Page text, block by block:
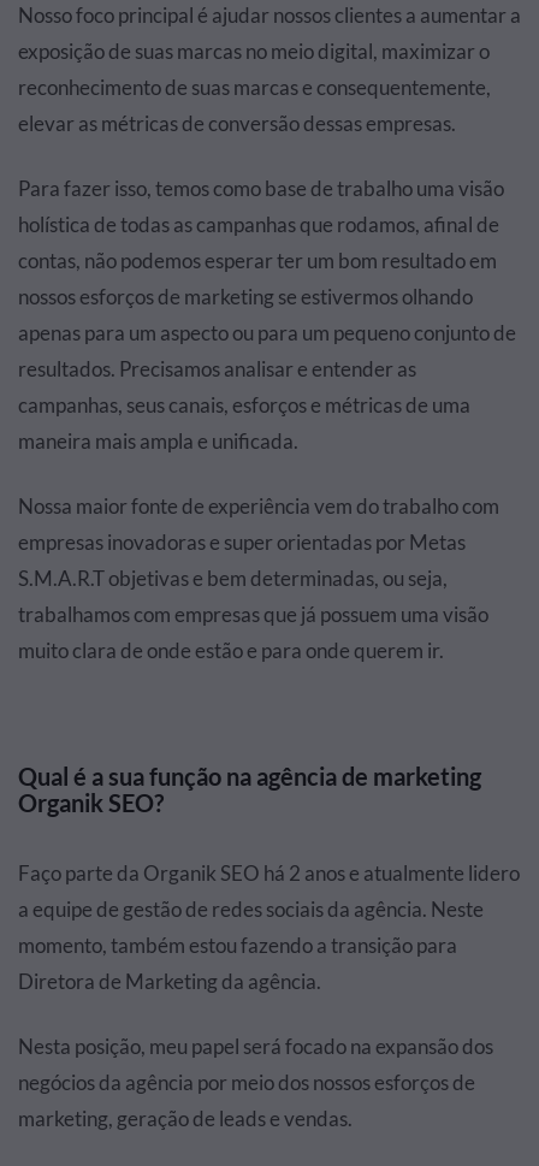
Nosso foco principal é ajudar nossos clientes a aumentar a
exposição de suas marcas no meio digital, maximizar o
reconhecimento de suas marcas e consequentemente,
elevar as métricas de conversão dessas empresas.
Para fazer isso, temos como base de trabalho uma visão
holística de todas as campanhas que rodamos, afinal de
contas, não podemos esperar ter um bom resultado em
nossos esforços de marketing se estivermos olhando
apenas para um aspecto ou para um pequeno conjunto de
resultados. Precisamos analisar e entender as
campanhas, seus canais, esforços e métricas de uma
maneira mais ampla e unificada.
Nossa maior fonte de experiência vem do trabalho com
empresas inovadoras e super orientadas por Metas
S.M.A.R.T objetivas e bem determinadas, ou seja,
trabalhamos com empresas que já possuem uma visão
muito clara de onde estão e para onde querem ir.
Qual é a sua função na agência de marketing
Organik SEO?
Faço parte da Organik SEO há 2 anos e atualmente lidero
a equipe de gestão de redes sociais da agência. Neste
momento, também estou fazendo a transição para
Diretora de Marketing da agência.
Nesta posição, meu papel será focado na expansão dos
negócios da agência por meio dos nossos esforços de
marketing, geração de leads e vendas.